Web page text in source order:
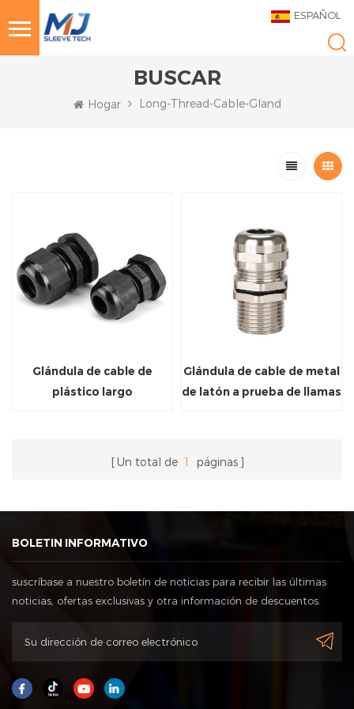
ESPAÑOL
BUSCAR
Hogar Long-Thread-Cable-Gland
Glándula de cable de
plástico largo
Glándula de cable de metal
de latón a prueba de llamas
Un total de 1 páginas
BOLETIN INFORMATIVO
suscríbase a nuestro boletín de noticias para recibir las últimas
noticias, ofertas exclusivas y otra información de descuentos.